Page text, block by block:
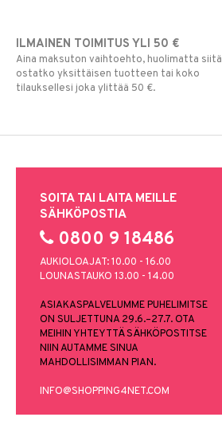
ILMAINEN TOIMITUS YLI 50 €
Aina maksuton vaihtoehto, huolimatta siitä
ostatko yksittäisen tuotteen tai koko
tilauksellesi joka ylittää 50 €.
SOITA TAI LAITA MEILLE
SÄHKÖPOSTIA
0800 9 18486
AUKIOLOAJAT: 10.00 - 16.00
LOUNASTAUKO 13.00 - 14.00
ASIAKASPALVELUMME PUHELIMITSE
ON SULJETTUNA 29.6.–27.7. OTA
MEIHIN YHTEYTTÄ SÄHKÖPOSTITSE
NIIN AUTAMME SINUA
MAHDOLLISIMMAN PIAN.
INFO@SHOPPING4NET.COM